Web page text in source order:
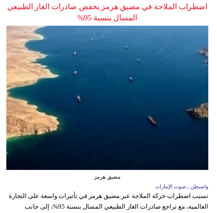
اضطراب الملاحة في مضيق هرمز يخفض صادرات الغاز الطبيعي
المسال بنسبة 95%
مضيق هرمز
واشنطن ـ صوت الإمارات
تسبب اضطراب حركة الملاحة عبر مضيق هرمز في تأثيرات واسعة على التجارة
العالمية، مع تراجع صادرات الغاز الطبيعي المسال بنسبة 95%، إلى جانب